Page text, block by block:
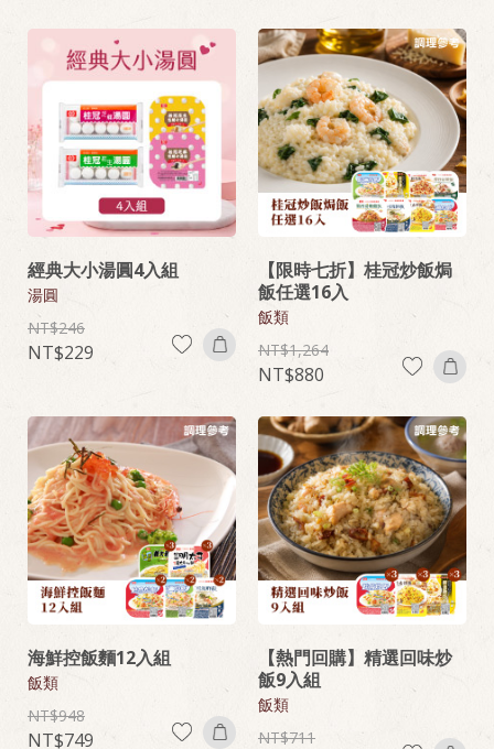
經典大小湯圓4入組
湯圓
246
229
【限時七折】桂冠炒飯焗
飯任選16入
飯類
1,264
880
海鮮控飯麵12入組
飯類
948
749
【熱門回購】精選回味炒
飯9入組
飯類
711